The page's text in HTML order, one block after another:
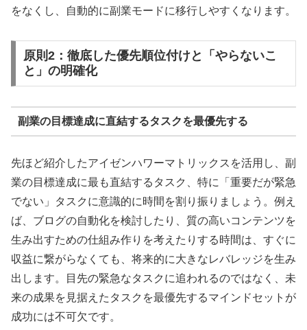
をなくし、自動的に副業モードに移行しやすくなります。
原則2：徹底した優先順位付けと「やらないこ
と」の明確化
副業の目標達成に直結するタスクを最優先する
先ほど紹介したアイゼンハワーマトリックスを活用し、副
業の目標達成に最も直結するタスク、特に「重要だが緊急
でない」タスクに意識的に時間を割り振りましょう。例え
ば、ブログの自動化を検討したり、質の高いコンテンツを
生み出すための仕組み作りを考えたりする時間は、すぐに
収益に繋がらなくても、将来的に大きなレバレッジを生み
出します。目先の緊急なタスクに追われるのではなく、未
来の成果を見据えたタスクを最優先するマインドセットが
成功には不可欠です。